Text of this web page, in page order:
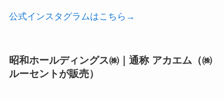
公式インスタグラムはこちら→
昭和ホールディングス㈱｜通称 アカエム（㈱
ルーセントが販売）